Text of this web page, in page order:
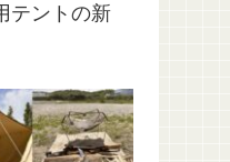
テントの新